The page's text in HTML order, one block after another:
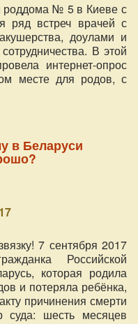
роддома № 5 в Киеве с
ряд встреч врачей с
доулами и
В этой
интернет-опрос
месте для родов, с
в Беларуси
7 сентября 2017
Российской
которая родила
и потеряла ребёнка,
причинения смерти
суда: шесть месяцев